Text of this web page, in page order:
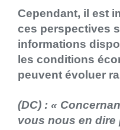
Cependant, il est
ces perspectives
informations
les conditions
peuvent évoluer
(DC) : «
vous nous en dire